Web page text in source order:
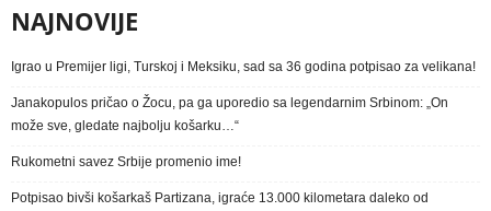
NAJNOVIJE
Igrao u Premijer ligi, Turskoj i Meksiku, sad sa 36 godina potpisao za velikana!
Janakopulos pričao o Žocu, pa ga uporedio sa legendarnim Srbinom: „On
može sve, gledate najbolju košarku…“
Rukometni savez Srbije promenio ime!
Potpisao bivši košarkaš Partizana, igraće 13.000 kilometara daleko od